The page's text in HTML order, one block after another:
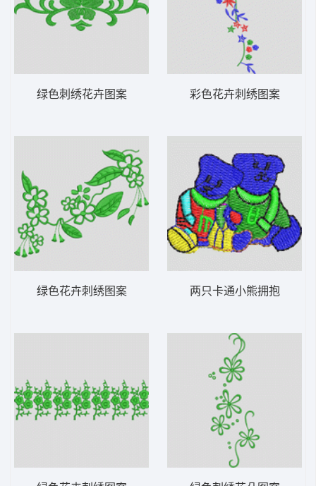
绿色刺绣花卉图案
绿色花卉刺绣图案
彩色花卉刺绣图案
两只卡通小熊拥抱